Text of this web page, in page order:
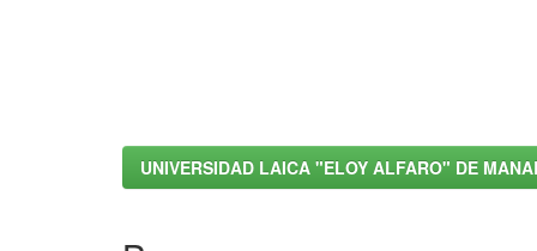
UNIVERSIDAD LAICA "ELOY ALFARO" DE